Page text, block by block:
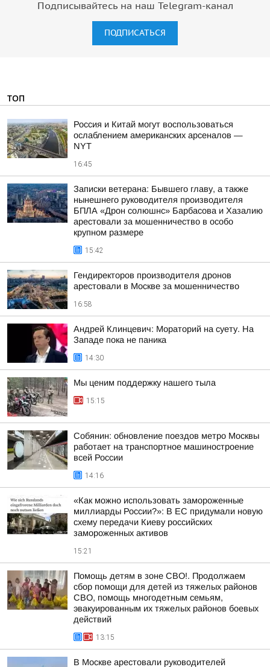
Подписывайтесь на наш Telegram-канал
ПОДПИСАТЬСЯ
ТОП
Россия и Китай могут воспользоваться
ослаблением американских арсеналов —
NYT
16:45
Записки ветерана: Бывшего главу, а также
нынешнего руководителя производителя
БПЛА «Дрон солюшнс» Барбасова и Хазалию
арестовали за мошенничество в особо
крупном размере
15:42
Гендиректоров производителя дронов
арестовали в Москве за мошенничество
16:58
Андрей Клинцевич: Мораторий на суету. На
Западе пока не паника
14:30
Мы ценим поддержку нашего тыла
15:15
Собянин: обновление поездов метро Москвы
работает на транспортное машиностроение
всей России
14:16
«Как можно использовать замороженные
миллиарды России?»: В ЕС придумали новую
схему передачи Киеву российских
замороженных активов
15:21
Помощь детям в зоне СВО!. Продолжаем
сбор помощи для детей из тяжелых районов
СВО, помощь многодетным семьям,
эвакуированным их тяжелых районов боевых
действий
13:15
В Москве арестовали руководителей